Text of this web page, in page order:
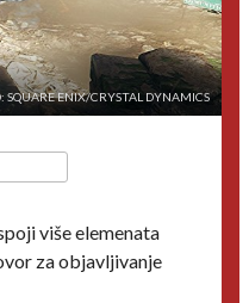
SQUARE ENIX/CRYSTAL DYNAMICS
više elemenata
za objavljivanje